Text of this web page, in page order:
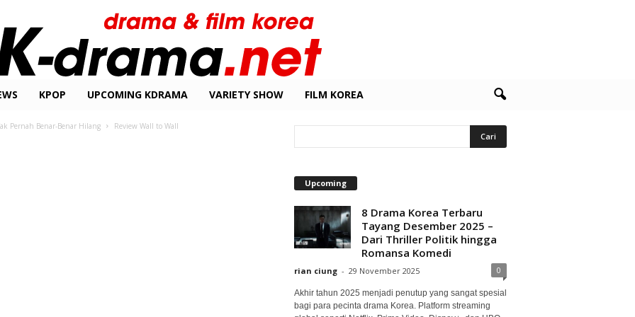
KPOP UPCOMING KDRAMA VARIETY SHOW FILM KOREA
Pernah Benar-Benar Hilang Review Wall to Wall
Upcoming
8 Drama Korea Terbaru
Tayang Desember 2025 –
Dari Thriller Politik hingga
Romansa Komedi
rian ciung - 29 November 2025 0
Akhir tahun 2025 menjadi penutup yang sangat spesial
bagi para pecinta drama Korea. Platform streaming